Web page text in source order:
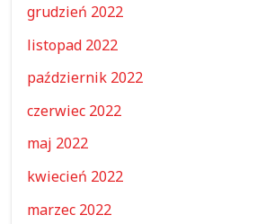
grudzień 2022
listopad 2022
październik 2022
czerwiec 2022
maj 2022
kwiecień 2022
marzec 2022